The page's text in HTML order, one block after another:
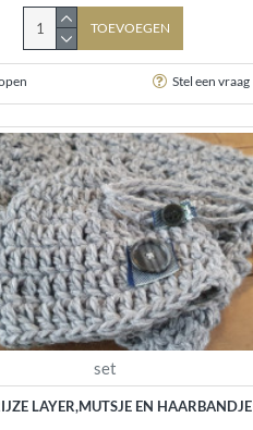
TOEVOEGEN
Stel een vraag
set
LAYER,MUTSJE EN HAARBANDJE